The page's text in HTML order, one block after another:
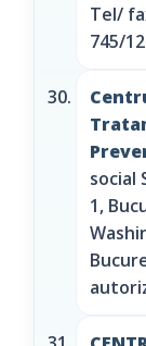
Tel/
745/
social
1,